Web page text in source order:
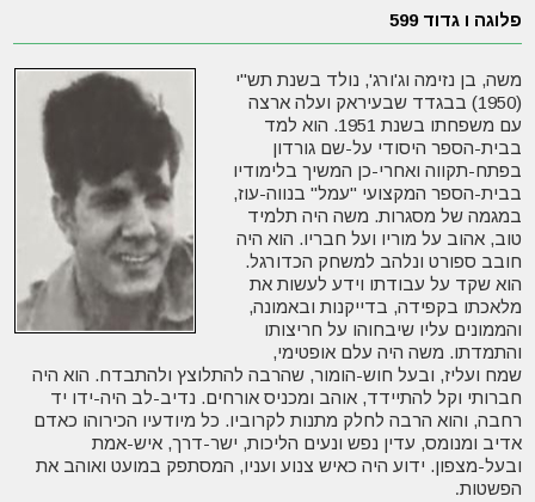
פלוגה ו גדוד 599
משה, בן נזימה וג'ורג', נולד בשנת תש"י
(1950) בבגדד שבעיראק ועלה ארצה
עם משפחתו בשנת 1951. הוא למד
בבית-הספר היסודי על-שם גורדון
בפתח-תקווה ואחרי-כן המשיך בלימודיו
בבית-הספר המקצועי "עמל" בנווה-עוז,
במגמה של מסגרות. משה היה תלמיד
טוב, אהוב על מוריו ועל חבריו. הוא היה
חובב ספורט ונלהב למשחק הכדורגל.
הוא שקד על עבודתו וידע לעשות את
מלאכתו בקפידה, בדייקנות ובאמונה,
והממונים עליו שיבחוהו על חריצותו
והתמדתו. משה היה עלם אופטימי,
שמח ועליז, ובעל חוש-הומור, שהרבה להתלוצץ ולהתבדח. הוא היה
חברותי וקל להתיידד, אוהב ומכניס אורחים. נדיב-לב היה-ידו יד
רחבה, והוא הרבה לחלק מתנות לקרוביו. כל מיודעיו הכירוהו כאדם
אדיב ומנומס, עדין נפש ונעים הליכות, ישר-דרך, איש-אמת
ובעל-מצפון. ידוע היה כאיש צנוע ועניו, המסתפק במועט ואוהב את
הפשטות.